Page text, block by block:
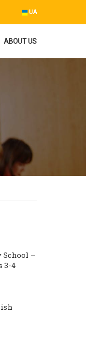
UA
ABOUT US
School –
3-4